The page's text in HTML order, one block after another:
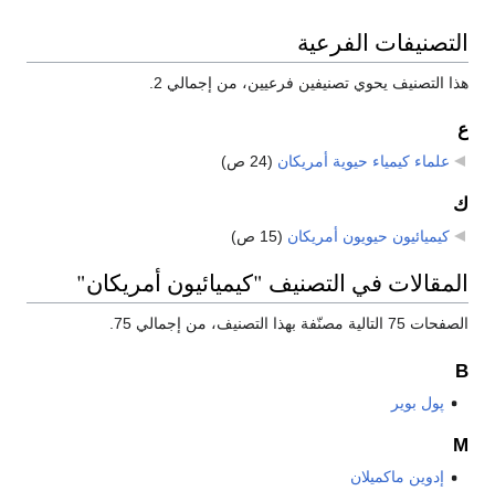
التصنيفات الفرعية
هذا التصنيف يحوي تصنيفين فرعيين، من إجمالي 2.
ع
علماء كيمياء حيوية أمريكان (24 ص)
ك
كيميائيون حيويون أمريكان (15 ص)
المقالات في التصنيف "كيميائيون أمريكان"
الصفحات 75 التالية مصنّفة بهذا التصنيف، من إجمالي 75.
B
پول بوير
M
إدوين ماكميلان